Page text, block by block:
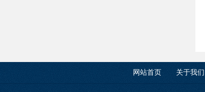
网站首页 关于我们